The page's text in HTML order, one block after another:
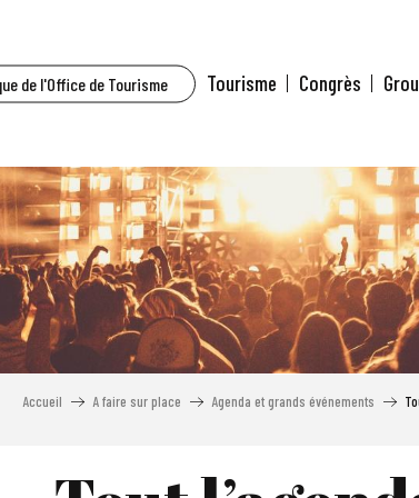
de l'Office de Tourisme Tourisme Congrès
Accueil A faire sur place Agenda et grands événements